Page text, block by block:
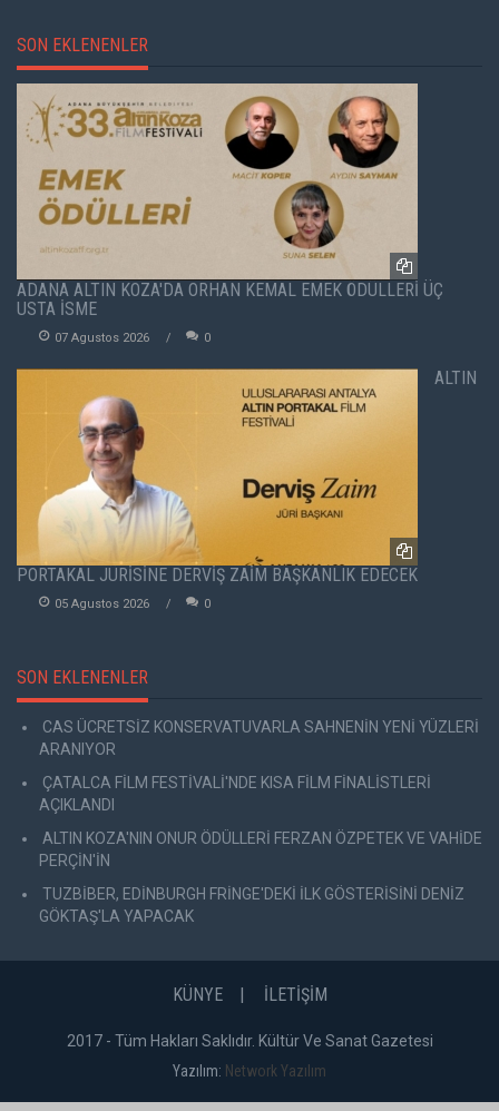
SON EKLENENLER
ADANA ALTIN KOZA'DA ORHAN KEMAL EMEK ÖDÜLLERİ ÜÇ
USTA İSME
07 Agustos 2026 0
ALTIN
PORTAKAL JÜRİSİNE DERVİŞ ZAİM BAŞKANLIK EDECEK
05 Agustos 2026 0
SON EKLENENLER
CAS ÜCRETSİZ KONSERVATUVARLA SAHNENİN YENİ YÜZLERİ
ARANIYOR
ÇATALCA FİLM FESTİVALİ'NDE KISA FİLM FİNALİSTLERİ
AÇIKLANDI
ALTIN KOZA'NIN ONUR ÖDÜLLERİ FERZAN ÖZPETEK VE VAHİDE
PERÇİN'İN
TUZBİBER, EDİNBURGH FRİNGE'DEKİ İLK GÖSTERİSİNİ DENİZ
GÖKTAŞ'LA YAPACAK
KÜNYE İLETİŞİM
2017 - Tüm Hakları Saklıdır. Kültür Ve Sanat Gazetesi
Yazılım: Network Yazılım